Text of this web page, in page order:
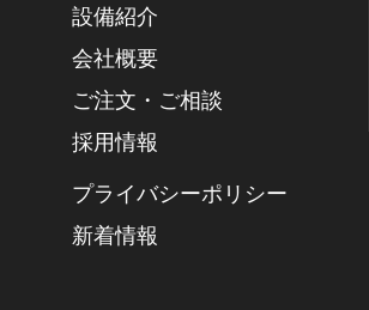
設備紹介
会社概要
ご注文・ご相談
採用情報
プライバシーポリシー
新着情報